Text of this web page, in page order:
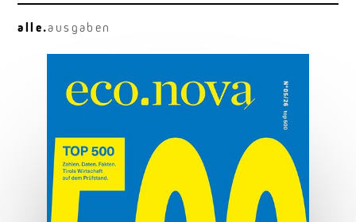
Hauben, Herz und Hauptplatz.
MEHR ERFAHREN
alle.ausgaben